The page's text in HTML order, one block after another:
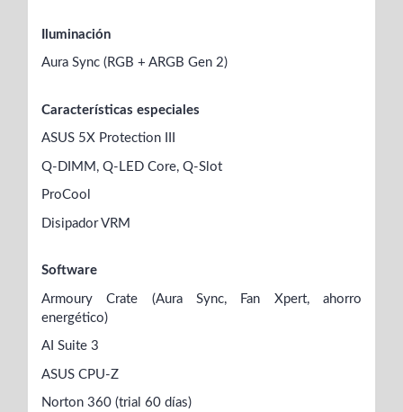
Iluminación
Aura Sync (RGB + ARGB Gen 2)
Características especiales
ASUS 5X Protection III
Q-DIMM, Q-LED Core, Q-Slot
ProCool
Disipador VRM
Software
Armoury Crate (Aura Sync, Fan Xpert, ahorro
energético)
AI Suite 3
ASUS CPU-Z
Norton 360 (trial 60 días)